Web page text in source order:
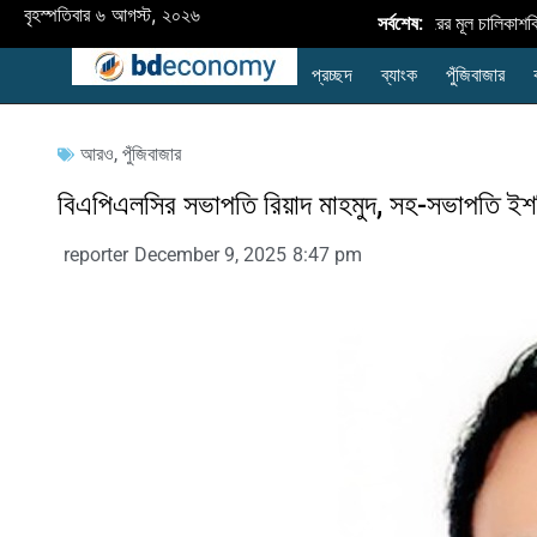
বৃহস্পতিবার ৬ আগস্ট, ২০২৬ সর্বশেষ:
বাংলাদেশে নবায়নযোগ্য জ্বালানি প্রসারের মূল
প্রচ্ছদ ব্যাংক পুঁজিবাজার
আরও, পুঁজিবাজার
বিএপিএলসির সভাপতি রিয়াদ মাহমুদ, সহ-সভাপতি
reporter December 9, 2025 8:47 pm